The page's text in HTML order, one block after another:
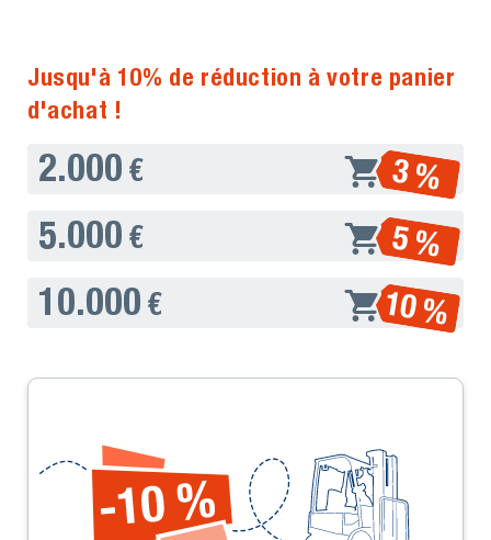
Jusqu'à 10% de réduction à votre panier
d'achat !
2.000 € 3 %
5.000 € 5 %
10.000 € 10 %